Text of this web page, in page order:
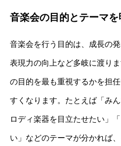
音楽会の目的とテーマ
音楽会を行う目的は、成長の
表現力の向上など多岐に渡り
の目的を最も重視するかを担
すくなります。たとえば「み
ロディ楽器を目立たせたい」
い」などのテーマが分かれば